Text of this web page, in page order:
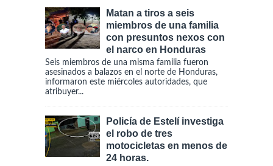
Matan a tiros a seis
miembros de una familia
con presuntos nexos con
el narco en Honduras
Seis miembros de una misma familia fueron
asesinados a balazos en el norte de Honduras,
informaron este miércoles autoridades, que
atribuyer...
Policía de Estelí investiga
el robo de tres
motocicletas en menos de
24 horas.